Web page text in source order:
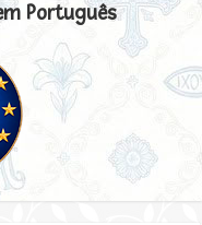
Português